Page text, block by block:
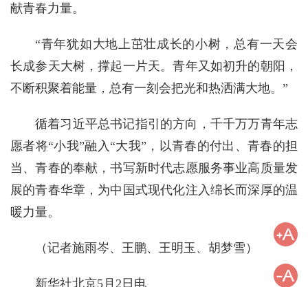
献青春力量。
“青年犹如大地上茁壮成长的小树，总有一天会
长成参天大树，撑起一片天。青年又如初升的朝阳，
不断积聚着能量，总有一刻会把光和热洒满大地。”
循着习近平总书记指引的方向，千千万万青年志
愿者将“小我”融入“大我”，以青春的付出、青春的担
当、青春的奉献，书写新时代志愿服务事业高质量发
展的青春华章，为中国式现代化注入绵长而深厚的温
暖力量。
（记者施雨岑、王鹏、王明玉、胡梦雪）
新华社北京5月2日电